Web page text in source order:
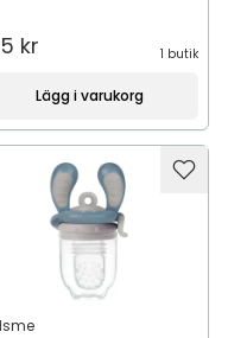
kr 1 butik
Lägg i varukorg